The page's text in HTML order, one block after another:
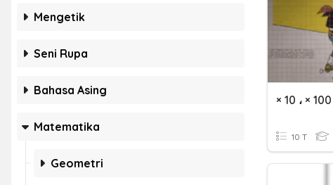
Mengetik
Seni Rupa
Bahasa Asing
Matematika
Geometri
10 T